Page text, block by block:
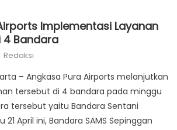
Implementasi Layanan
4 Bandara
Author
Redaksi
– Angkasa Pura Airports melanjutkan
tersebut di 4 bandara pada minggu
tersebut yaitu Bandara Sentani
April ini, Bandara SAMS Sepinggan